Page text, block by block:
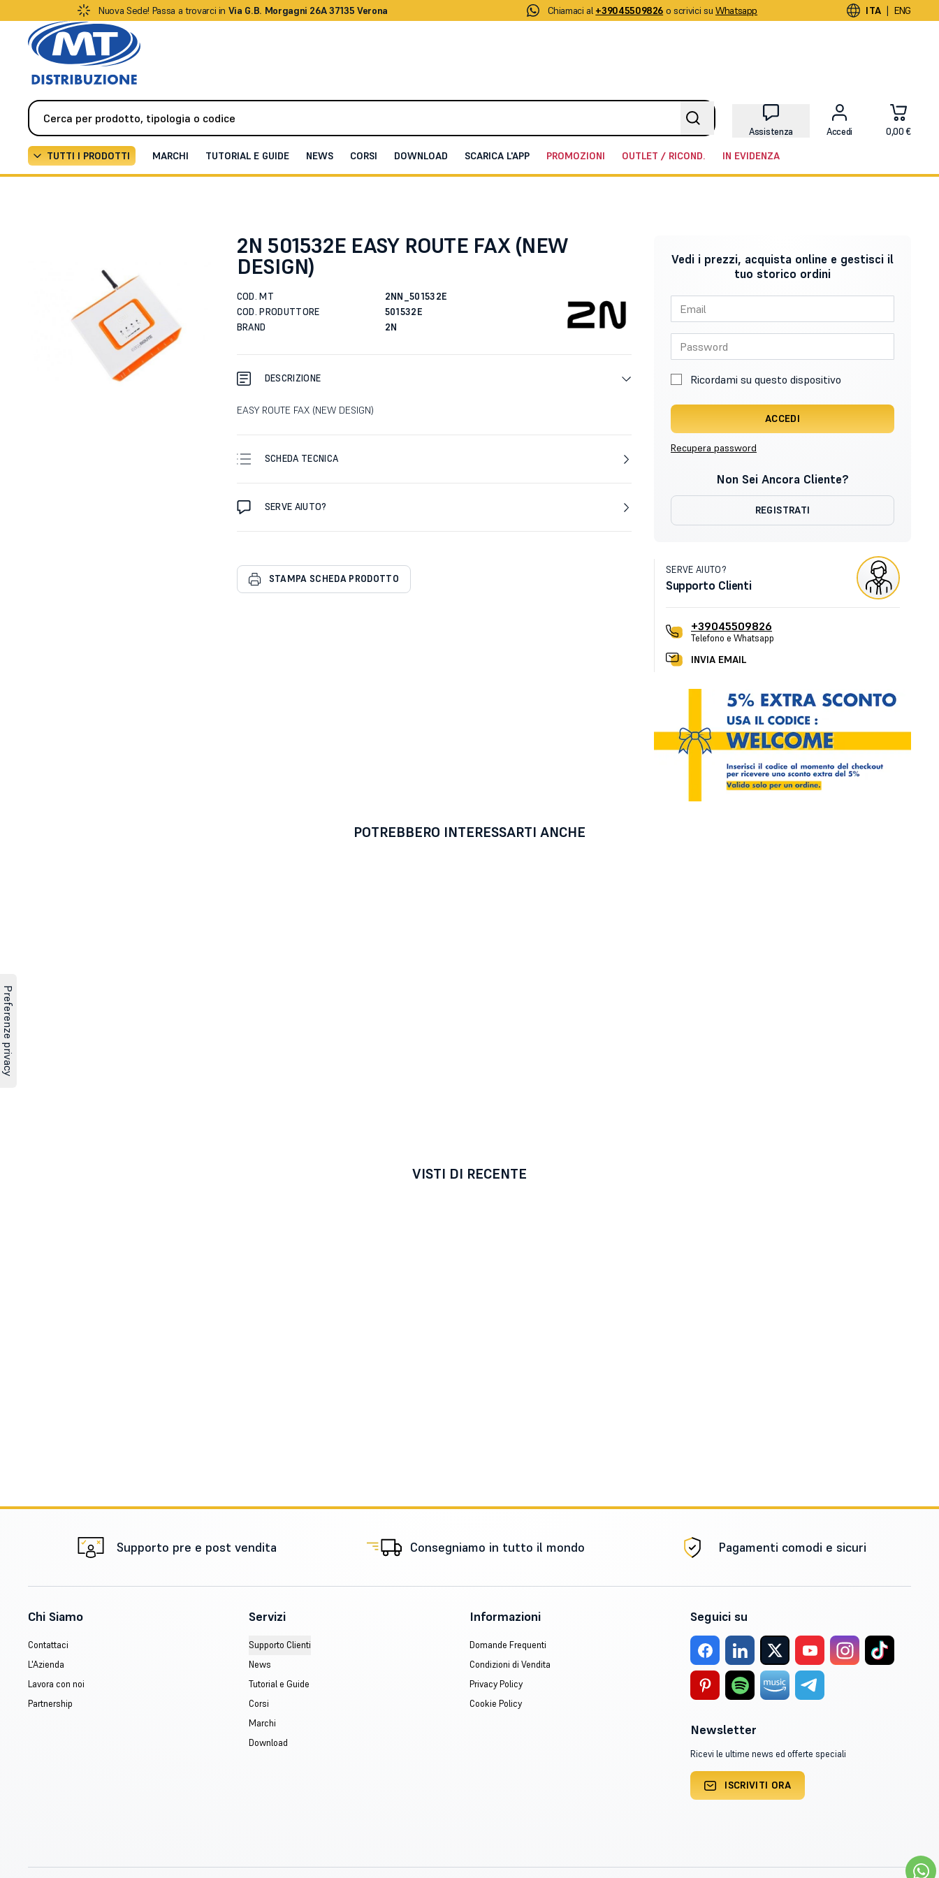
Nuova Sede! Passa a trovarci in Via G.B. Morgagni 26A 37135 Verona Chiamaci al +39045509826 o scrivici su Whatsapp ITA | ENG
Assistenza Accedi 0,00 €
TUTTI I PRODOTTI MARCHI TUTORIAL E GUIDE NEWS CORSI DOWNLOAD SCARICA L'APP PROMOZIONI OUTLET / RICOND. IN EVIDENZA
2N 501532E EASY ROUTE FAX (NEW
DESIGN)
COD. MT
2NN_501532E
COD. PRODUTTORE
501532E
BRAND
2N
DESCRIZIONE
EASY ROUTE FAX (NEW DESIGN)
SCHEDA TECNICA
SERVE AIUTO?
STAMPA SCHEDA PRODOTTO
Vedi i prezzi, acquista online e gestisci il
tuo storico ordini
Ricordami su questo dispositivo
ACCEDI
Recupera password
Non Sei Ancora Cliente?
REGISTRATI
SERVE AIUTO?
Supporto Clienti
+39045509826
Telefono e Whatsapp
INVIA EMAIL
POTREBBERO INTERESSARTI ANCHE
VISTI DI RECENTE
Supporto pre e post vendita Consegniamo in tutto il mondo Pagamenti comodi e sicuri
Chi Siamo
Contattaci
L'Azienda
Lavora con noi
Partnership
Servizi
Supporto Clienti
News
Tutorial e Guide
Corsi
Marchi
Download
Informazioni
Domande Frequenti
Condizioni di Vendita
Privacy Policy
Cookie Policy
Seguici su
Newsletter
Ricevi le ultime news ed offerte speciali
ISCRIVITI ORA